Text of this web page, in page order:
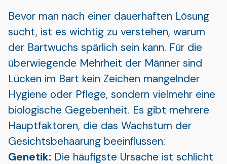
Bevor man nach einer dauerhaften Lösung
sucht, ist es wichtig zu verstehen, warum
der Bartwuchs spärlich sein kann. Für die
überwiegende Mehrheit der Männer sind
Lücken im Bart kein Zeichen mangelnder
Hygiene oder Pflege, sondern vielmehr eine
biologische Gegebenheit. Es gibt mehrere
Hauptfaktoren, die das Wachstum der
Gesichtsbehaarung beeinflussen:
Genetik: Die häufigste Ursache ist schlicht